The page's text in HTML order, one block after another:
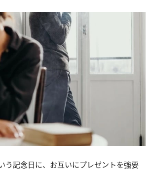
う記念日に、お互いにプレゼントを強要